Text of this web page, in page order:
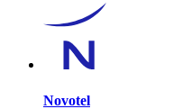
Novotel